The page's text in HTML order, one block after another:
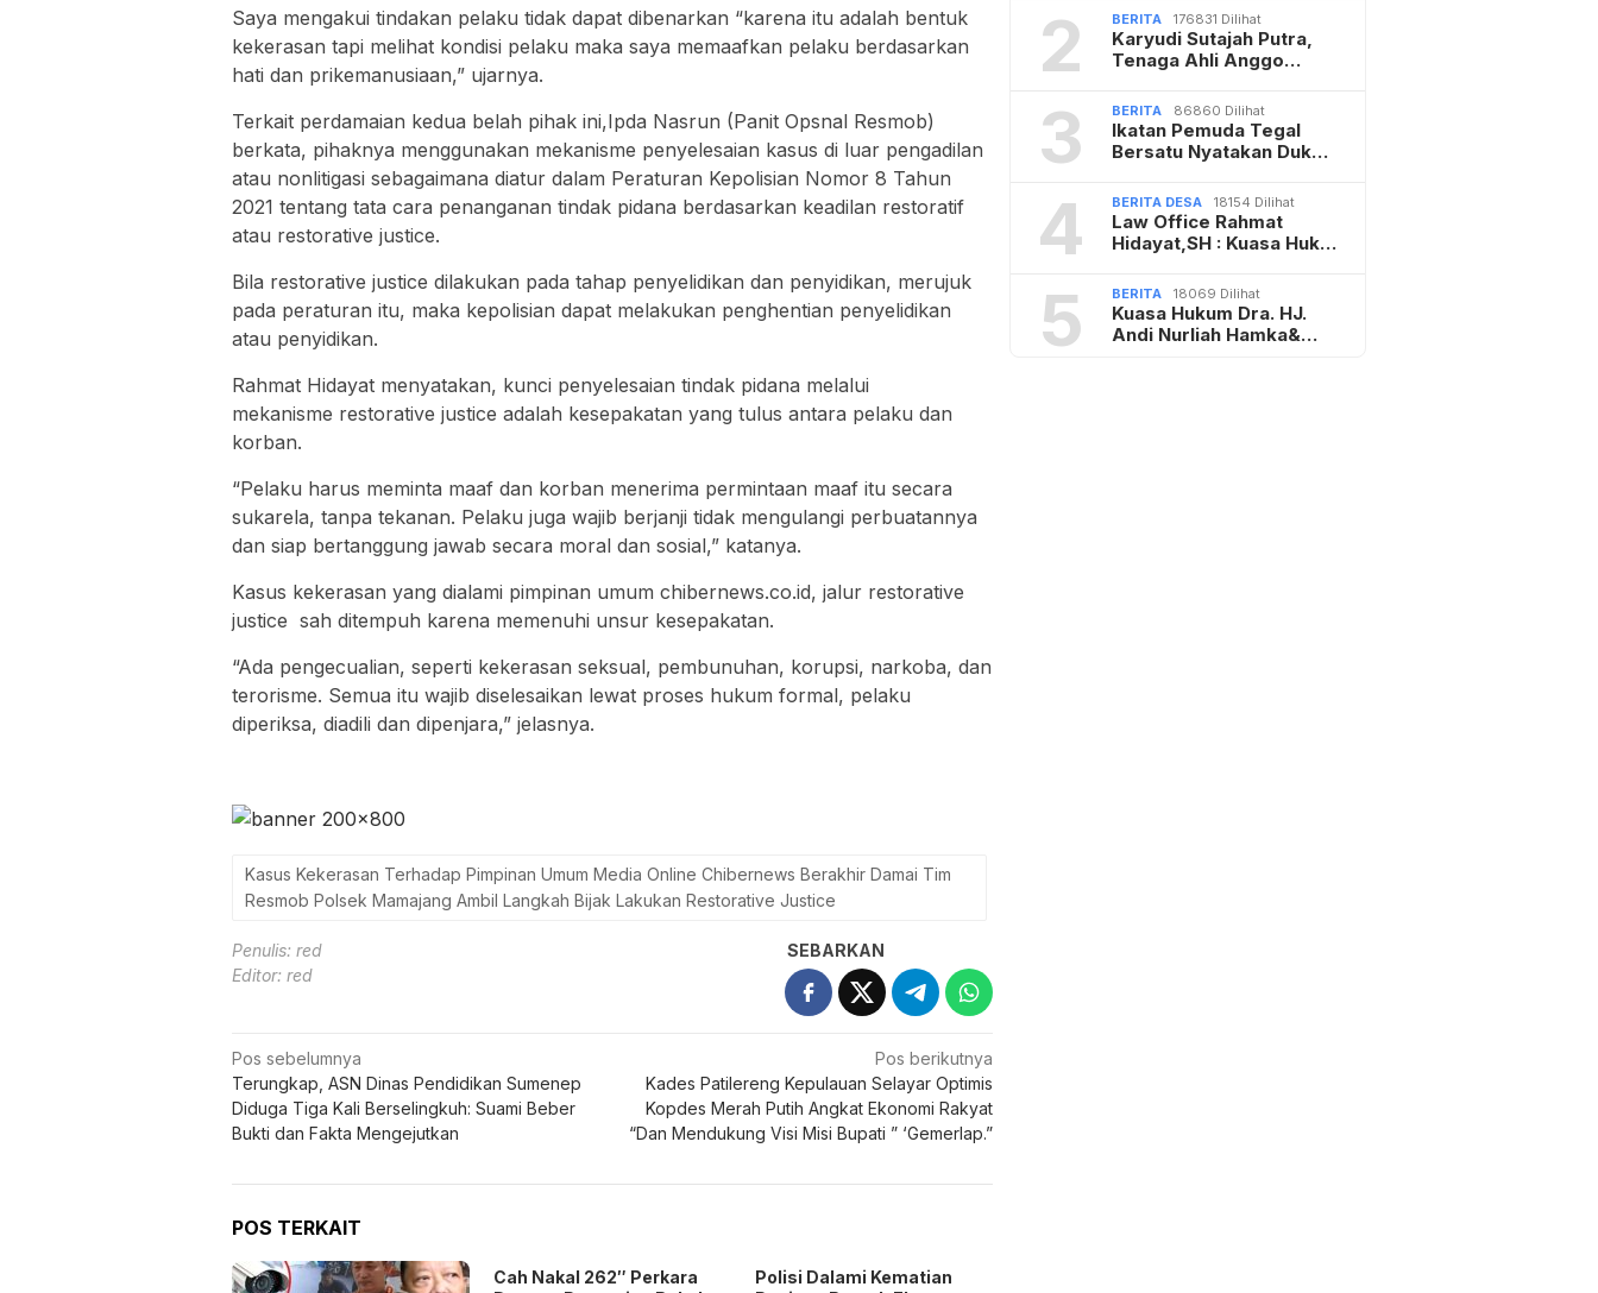
Saya mengakui tindakan pelaku tidak dapat dibenarkan “karena itu adalah bentuk
kekerasan tapi melihat kondisi pelaku maka saya memaafkan pelaku berdasarkan
hati dan prikemanusiaan,” ujarnya.
Terkait perdamaian kedua belah pihak ini,Ipda Nasrun (Panit Opsnal Resmob)
berkata, pihaknya menggunakan mekanisme penyelesaian kasus di luar pengadilan
atau nonlitigasi sebagaimana diatur dalam Peraturan Kepolisian Nomor 8 Tahun
2021 tentang tata cara penanganan tindak pidana berdasarkan keadilan restoratif
atau restorative justice.
Bila restorative justice dilakukan pada tahap penyelidikan dan penyidikan, merujuk
pada peraturan itu, maka kepolisian dapat melakukan penghentian penyelidikan
atau penyidikan.
Rahmat Hidayat menyatakan, kunci penyelesaian tindak pidana melalui
mekanisme restorative justice adalah kesepakatan yang tulus antara pelaku dan
korban.
“Pelaku harus meminta maaf dan korban menerima permintaan maaf itu secara
sukarela, tanpa tekanan. Pelaku juga wajib berjanji tidak mengulangi perbuatannya
dan siap bertanggung jawab secara moral dan sosial,” katanya.
Kasus kekerasan yang dialami pimpinan umum chibernews.co.id, jalur restorative
justice sah ditempuh karena memenuhi unsur kesepakatan.
“Ada pengecualian, seperti kekerasan seksual, pembunuhan, korupsi, narkoba, dan
terorisme. Semua itu wajib diselesaikan lewat proses hukum formal, pelaku
diperiksa, diadili dan dipenjara,” jelasnya.
Kasus Kekerasan Terhadap Pimpinan Umum Media Online Chibernews Berakhir Damai Tim
Resmob Polsek Mamajang Ambil Langkah Bijak Lakukan Restorative Justice
Penulis: red
Editor: red
SEBARKAN
Navigasi
pos
Pos sebelumnya
Terungkap, ASN Dinas Pendidikan Sumenep
Diduga Tiga Kali Berselingkuh: Suami Beber
Bukti dan Fakta Mengejutkan
Pos berikutnya
Kades Patilereng Kepulauan Selayar Optimis
Kopdes Merah Putih Angkat Ekonomi Rakyat
“Dan Mendukung Visi Misi Bupati ” ‘Gemerlap.”
POS TERKAIT
Cah Nakal 262″ Perkara
Polisi Dalami Kematian
2 BERITA 176831 Dilihat
Karyudi Sutajah Putra,
Tenaga Ahli Anggo…
3 BERITA 86860 Dilihat
Ikatan Pemuda Tegal
Bersatu Nyatakan Duk…
4 BERITA DESA 18154 Dilihat
Law Office Rahmat
Hidayat,SH : Kuasa Huk…
5 BERITA 18069 Dilihat
Kuasa Hukum Dra. HJ.
Andi Nurliah Hamka&…